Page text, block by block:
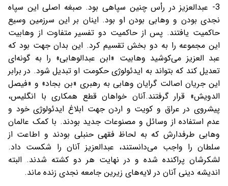
3- عبدالعزیز در رأس چنین سپاهی بود. صبغه اصلی این سپاه
نجدی بودن و وهابی بودن او بود. اینان بر این سرزمین وسیع
حاکمیت یافتند. پس از حاکمیت دو تفسیر متفاوت از وهابیت
این مجموعه را به دو بخش تقسیم کرد. این بدان جهت بود که
عبد العزیز می‌کوشید وهابیت «ابن عبدالوهابی» را به گونه‌ای
تعدیل کند که بتواند به ایدئولوژی حکومت او تبدیل شود. در برابر
این جریان اصالت گرایان وهابی به رهبری «بن بجاد» و «فیصل
الدویش» قرار گرفتند.آنان خواهان قطع همکاری با انگلیس،
پیشروی در عراق و کویت و اردن جهت ابلاغ ایدئولوژی خود و
عدم استفاده از وسائل و مصنوعات جدید بودند. با کمک عالمان
وهابی طرفدارش که به لحاظ فقهی حنبلی بودند و اطاعت از
سلطان را واجب می‌دانستند، عبدالعزیز آنان را شکست داد.
لشکرشان پراکنده شده و در نهایت هر دو کشته شدند. البته
اندیشه دینی آنان در لایه‌های زیرین جامعه نجدی زنده ماند.